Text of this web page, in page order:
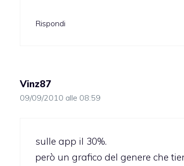
Rispondi
Vinz87
09/09/2010 alle 08:59
sulle app il 30%.
però un grafico del genere che